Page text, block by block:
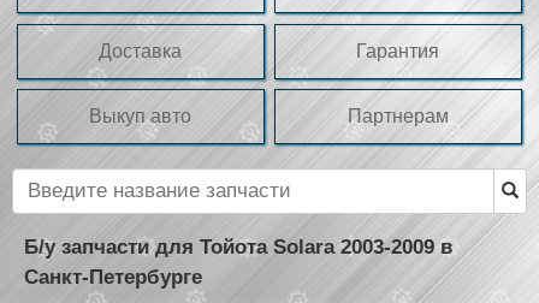
Доставка Гарантия
Выкуп авто Партнерам
Б/у запчасти для Тойота Solara 2003-2009 в
Санкт-Петербурге